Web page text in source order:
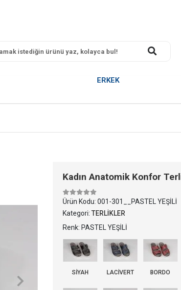
ERKEK
Kadın Anatomik Konfor
Ürün Kodu: 001-301__PASTEL YEŞİLİ
Kategori: TERLİKLER
Renk: PASTEL YEŞİLİ
SİYAH LACİVERT BORDO